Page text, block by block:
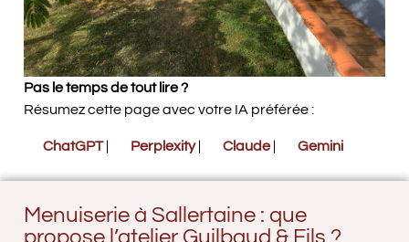
Pas le temps de tout lire ?
Résumez cette page avec votre IA préférée :
ChatGPT Perplexity Claude Gemini
Menuiserie à Sallertaine : que
propose l’atelier Guilbaud & Fils ?